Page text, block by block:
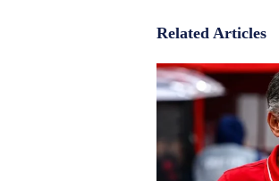
Related Articles